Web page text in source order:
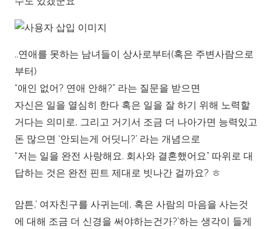
..연애를 못하는 남녀들이 상사로부터(혹은 주변사람으로
부터)
“애인 없어? 연애 안해?” 라는 질문을 받으면
자신은 일을 열심히 한다 혹은 일을 잘 하기 위해 노력할
거다는 의미로, 그리고 거기서 조금 더 나아가면 능력있고
돈 많으면 ‘안되는게 어딧니?’ 라는 개념으로
“저는 일을 완전 사랑해요. 회사와 결혼했어요” 따위로 대
답하는 것은 완전 핀트 제대로 빗나간 걸까요? ㅎ
암튼,’ 여자친구를 사귀는데, 혹은 사람의 마음을 사는것
에 대해 조금 더 신경을 써야하는건가?’하는 생각이 들게